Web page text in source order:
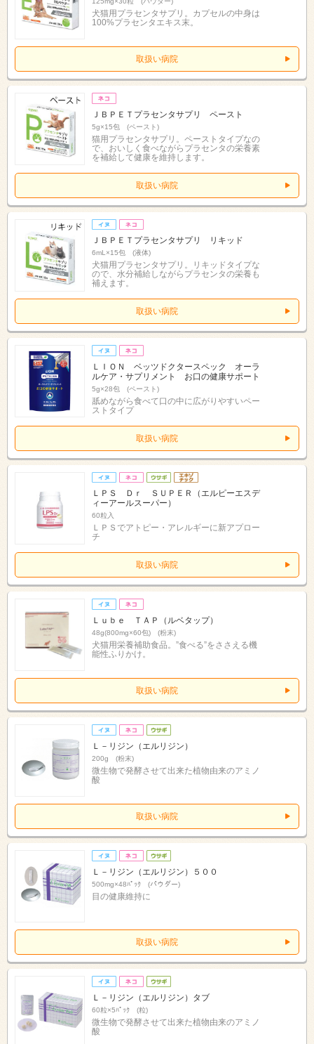
犬猫用プラセンタサプリ。カプセルの中身は
100%プラセンタエキス末。
取扱い病院
ＪＢＰＥＴプラセンタサプリ ペースト
5g×15包 (ペースト)
猫用プラセンタサプリ。ペーストタイプなの
で、おいしく食べながらプラセンタの栄養素
を補給して健康を維持します。
取扱い病院
ＪＢＰＥＴプラセンタサプリ リキッド
6mL×15包 (液体)
犬猫用プラセンタサプリ。リキッドタイプな
ので、水分補給しながらプラセンタの栄養も
補えます。
取扱い病院
ＬＩＯＮ ベッツドクタースペック オーラ
ルケア・サプリメント お口の健康サポート
5g×28包 (ペースト)
舐めながら食べて口の中に広がりやすいペー
ストタイプ
取扱い病院
ＬＰＳ Ｄｒ ＳＵＰＥＲ（エルピーエスデ
ィーアールスーパー）
60粒入
ＬＰＳでアトピー・アレルギーに新アプロー
チ
取扱い病院
Ｌｕｂｅ ＴＡＰ（ルベタップ）
48g(800mg×60包) (粉末)
犬猫用栄養補助食品。”食べる”をささえる機
能性ふりかけ。
取扱い病院
Ｌ－リジン（エルリジン）
200g (粉末)
微生物で発酵させて出来た植物由来のアミノ
酸
取扱い病院
Ｌ－リジン（エルリジン）５００
500mg×48ﾊﾟｯｸ (パウダー)
目の健康維持に
取扱い病院
Ｌ－リジン（エルリジン）タブ
60粒×5ﾊﾟｯｸ (粒)
微生物で発酵させて出来た植物由来のアミノ
酸